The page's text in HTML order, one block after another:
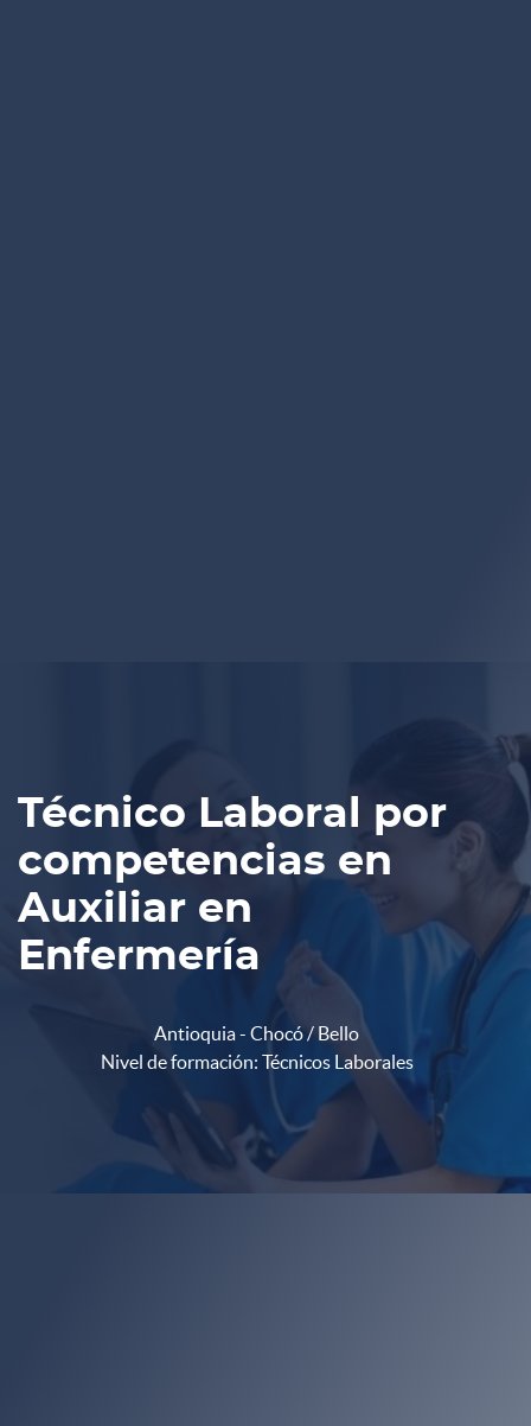
Técnico Laboral por
competencias en
Auxiliar en
Enfermería
Antioquia - Chocó / Bello
Nivel de formación: Técnicos Laborales